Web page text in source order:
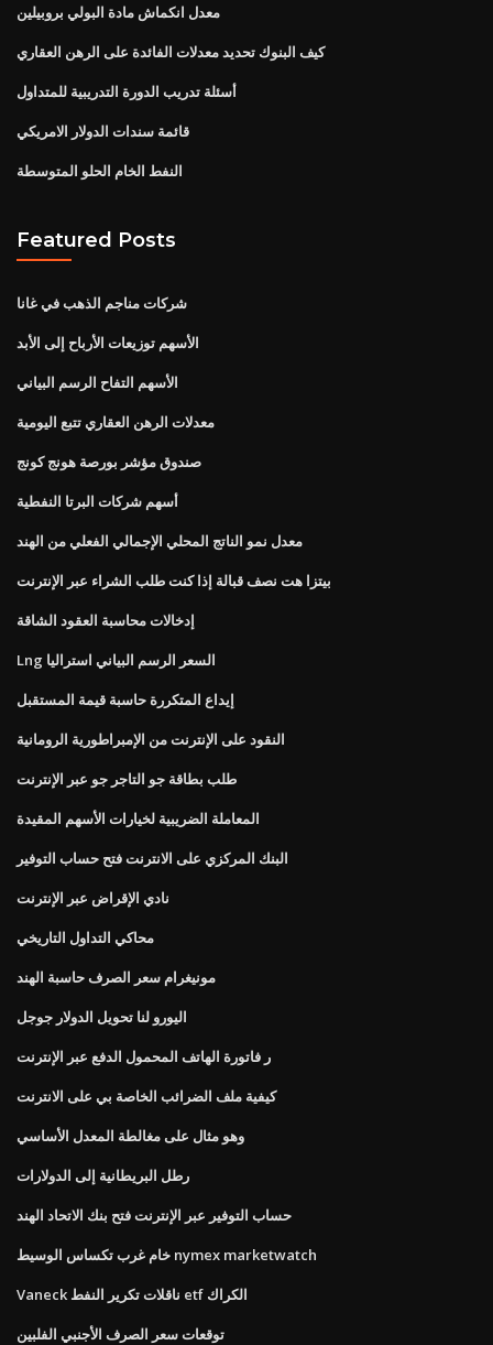
معدل انكماش مادة البولي بروبيلين
كيف البنوك تحديد معدلات الفائدة على الرهن العقاري
أسئلة تدريب الدورة التدريبية للمتداول
قائمة سندات الدولار الامريكي
النفط الخام الحلو المتوسطة
Featured Posts
شركات مناجم الذهب في غانا
الأسهم توزيعات الأرباح إلى الأبد
الأسهم التفاح الرسم البياني
معدلات الرهن العقاري تتبع اليومية
صندوق مؤشر بورصة هونج كونج
أسهم شركات البرتا النفطية
معدل نمو الناتج المحلي الإجمالي الفعلي من الهند
بيتزا هت نصف قبالة إذا كنت طلب الشراء عبر الإنترنت
إدخالات محاسبة العقود الشاقة
Lng السعر الرسم البياني استراليا
إيداع المتكررة حاسبة قيمة المستقبل
النقود على الإنترنت من الإمبراطورية الرومانية
طلب بطاقة جو التاجر جو عبر الإنترنت
المعاملة الضريبية لخيارات الأسهم المقيدة
البنك المركزي على الانترنت فتح حساب التوفير
نادي الإقراض عبر الإنترنت
محاكي التداول التاريخي
مونيغرام سعر الصرف حاسبة الهند
اليورو لنا تحويل الدولار جوجل
ر فاتورة الهاتف المحمول الدفع عبر الإنترنت
كيفية ملف الضرائب الخاصة بي على الانترنت
وهو مثال على مغالطة المعدل الأساسي
رطل البريطانية إلى الدولارات
حساب التوفير عبر الإنترنت فتح بنك الاتحاد الهند
خام غرب تكساس الوسيط nymex marketwatch
Vaneck ناقلات تكرير النفط etf الكراك
توقعات سعر الصرف الأجنبي الفلبين